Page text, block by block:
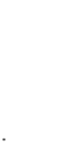
*